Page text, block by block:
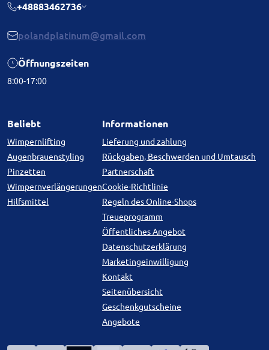
+48883462736
polandplatinum@gmail.com
Öffnungszeiten
8:00-17:00
Beliebt
Wimpernlifting
Augenbrauenstyling
Pinzetten
Wimpernverlängerungen
Hilfsmittel
Informationen
Lieferung und zahlung
Rückgaben, Beschwerden und Umtausch
Partnerschaft
Cookie-Richtlinie
Regeln des Online-Shops
Treueprogramm
Öffentliches Angebot
Datenschutzerklärung
Marketingeinwilligung
Kontakt
Seitenübersicht
Geschenkgutscheine
Angebote